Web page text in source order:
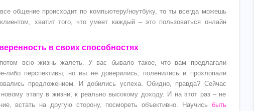
общение происходит по компьютеру/ноутбуку, то ты всегда можешь
хватит того, что умеет каждый – это пользоваться онлайн
в своих способностях
всю жизнь жалеть. У вас бывало такое, что вам предлагали
либо перспективы, но вы не доверились, поленились и прохлопали
предложением. И добились успеха. Обидно, правда? Сейчас
этапу в жизни, к реально высокому доходу. И на этот раз – не
встать на другую сторону, посмореть объективно. Научись быть